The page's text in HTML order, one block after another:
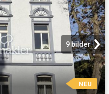
9 bilder
NEU